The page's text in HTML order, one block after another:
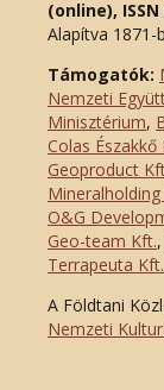
(online),
Alapítva 1871-
Támogatók:
Nemzeti
Minisztérium,
Colas Északkő
Geoproduct
Mineralholding
O&G
Geo-team Kft.,
Terrapeuta Kft.
A Földtani
Nemzeti